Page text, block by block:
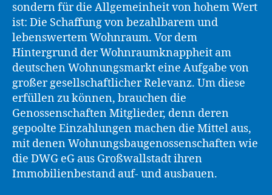
sondern für die Allgemeinheit von hohem Wert
ist: Die Schaffung von bezahlbarem und
lebenswertem Wohnraum. Vor dem
Hintergrund der Wohnraumknappheit am
deutschen Wohnungsmarkt eine Aufgabe von
großer gesellschaftlicher Relevanz. Um diese
erfüllen zu können, brauchen die
Genossenschaften Mitglieder, denn deren
gepoolte Einzahlungen machen die Mittel aus,
mit denen Wohnungsbaugenossenschaften wie
die DWG eG aus Großwallstadt ihren
Immobilienbestand auf- und ausbauen.